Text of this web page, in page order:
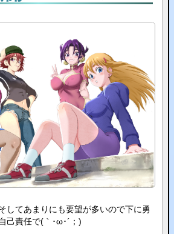
てあまりにも要望が多いので下に勇
己責任で(｀･ω･´；)ゞ